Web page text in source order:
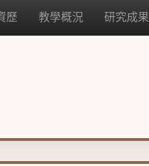
歷 教學概況 研究成果